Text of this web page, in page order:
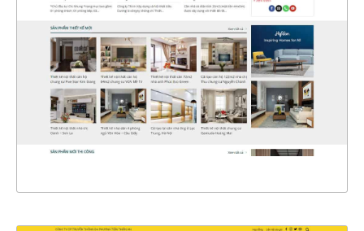
CHI TIẾT